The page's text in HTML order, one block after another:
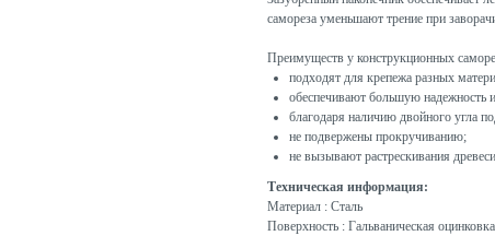
самореза уменьшают трение при
Преимуществ у конструкционных
подходят для крепежа разных
обеспечивают большую надежность
благодаря наличию двойного угла
не подвержены прокручиванию;
не вызывают растрескивания
Техническая информация:
Материал : Сталь
Поверхность : Гальваническая оцинковка